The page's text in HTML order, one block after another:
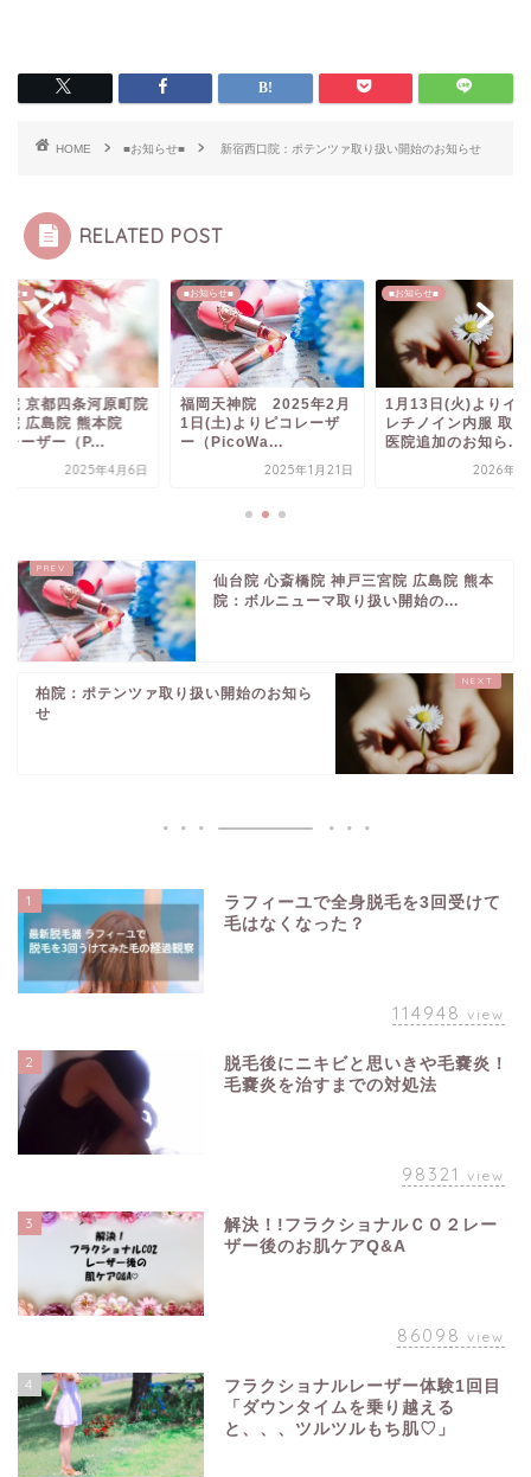
HOME ■お知らせ■ 新宿西口院：ポテンツァ取り扱い開始のお知らせ
RELATED POST
らせ■
院 京都四条河原町院
院 広島院 熊本院
レーザー（P...
2025年4月6日
■お知らせ■
福岡天神院 2025年2月
1日(土)よりピコレーザ
ー（PicoWa...
2025年1月21日
■お知らせ■
1月13日(火)よりイ
レチノイン内服 取
医院追加のお知ら...
2026年2
仙台院 心斎橋院 神戸三宮院 広島院 熊本
院：ボルニューマ取り扱い開始の...
柏院：ポテンツァ取り扱い開始のお知ら
せ
1
ラフィーユで全身脱毛を3回受けて
毛はなくなった？
114948 view
2
脱毛後にニキビと思いきや毛嚢炎！
毛嚢炎を治すまでの対処法
98321 view
3
解決！!フラクショナルＣＯ２レー
ザー後のお肌ケアQ&A
86098 view
4
フラクショナルレーザー体験1回目
「ダウンタイムを乗り越える
と、、、ツルツルもち肌♡」